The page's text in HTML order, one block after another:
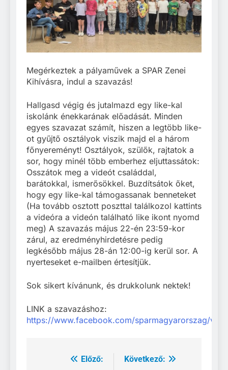
Megérkeztek a pályaművek a SPAR Zenei
Kihívásra, indul a szavazás!
Hallgasd végig és jutalmazd egy like-kal
iskolánk énekkarának előadását. Minden
egyes szavazat számít, hiszen a legtöbb like-
ot gyűjtő osztályok viszik majd el a három
főnyereményt! Osztályok, szülők, rajtatok a
sor, hogy minél több emberhez eljuttassátok:
Osszátok meg a videót családdal,
barátokkal, ismerősökkel. Buzdítsátok őket,
hogy egy like-kal támogassanak benneteket
(Ha tovább osztott poszttal találkozol kattints
a videóra a videón található like ikont nyomd
meg) A szavazás május 22-én 23:59-kor
zárul, az eredményhirdetésre pedig
legkésőbb május 28-án 12:00-ig kerül sor. A
nyerteseket e-mailben értesítjük.
Sok sikert kívánunk, és drukkolunk nektek!
LINK a szavazáshoz:
https://www.facebook.com/sparmagyarorszag/
BejegyzésElőző:
Következő: